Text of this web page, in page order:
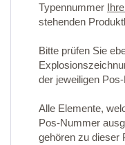
Typennummer
stehenden
Bitte prüfen Sie
der jeweiligen
Alle Elemente,
Pos-Nummer
gehören zu dieser